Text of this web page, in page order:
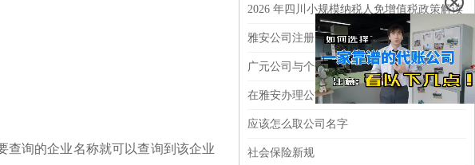
查询的企业名称就可以查询到该企业
2026 年四川小规模纳税人免增值税政策解读
雅安公司注册后没有业务是不是必须要报税
广元公司与个体注册注销与变更
在雅安办理公司经营范围变更需要哪些材料呢？
应该怎么取公司名字
社会保险新规